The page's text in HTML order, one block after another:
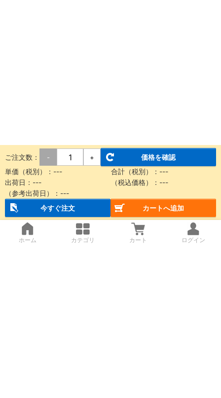
ご注文数： - +
価格を確認
単価（税別）： --- 合計（税別）： ---
出荷日： --- （税込価格）： ---
（参考出荷日）： ---
今すぐ注文
カートへ追加
ホーム カテゴリ カート ログイン